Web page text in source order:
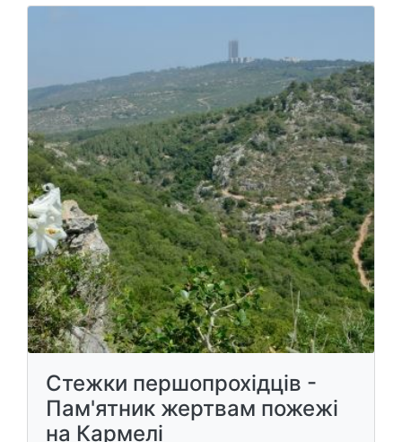
Стежки першопрохідців -
Пам'ятник жертвам пожежі
на Кармелі